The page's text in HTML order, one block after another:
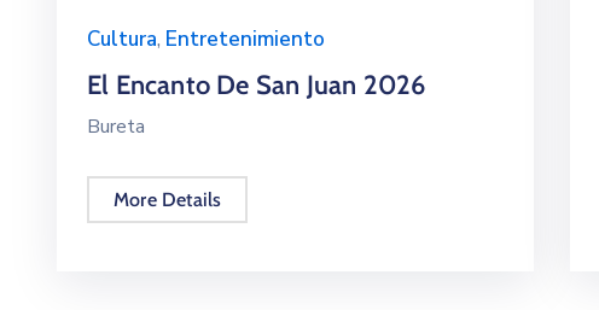
Cultura, Entretenimiento
El Encanto De San Juan 2026
Bureta
More Details